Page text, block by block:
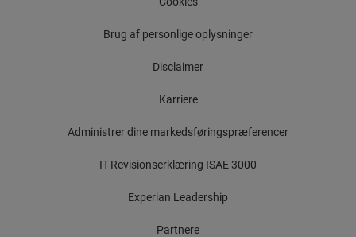
Brug af personlige oplysninger
Disclaimer
Karriere
Administrer dine markedsføringspræferencer
IT-Revisionserklæring ISAE 3000
Experian Leadership
Partnere